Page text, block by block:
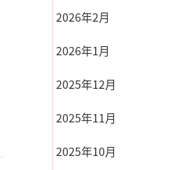
2026年2月
2026年1月
2025年12月
2025年11月
2025年10月